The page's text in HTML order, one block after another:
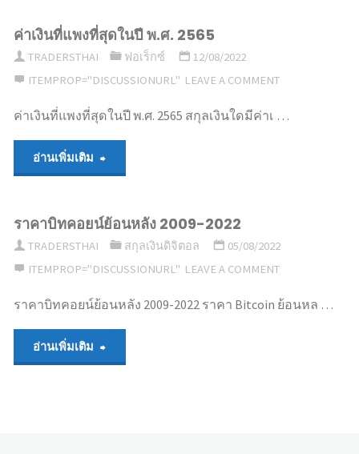
ค่าเงินที่แพงที่สุดในปี พ.ศ. 2565
TRADERSTHAI ฟอเร็กซ์
12/08/2022
ITEMPROP="DISCUSSIONURL" LEAVE A COMMENT
ค่าเงินที่แพงที่สุดในปี พ.ศ. 2565 สกุลเงินใดมีค่าเ …
อ่านเพิ่มเติม "ค่า
ที่
แพง
ที่สุด
ราคาบิทคอยน์ย้อนหลัง 2009-2022
TRADERSTHAI สกุลเงินดิจิตอล
05/08/2022
ITEMPROP="DISCUSSIONURL" LEAVE A COMMENT
ราคาบิทคอยน์ย้อนหลัง 2009-2022 ราคา Bitcoin ย้อนหล …
อ่านเพิ่มเติม "ราคา